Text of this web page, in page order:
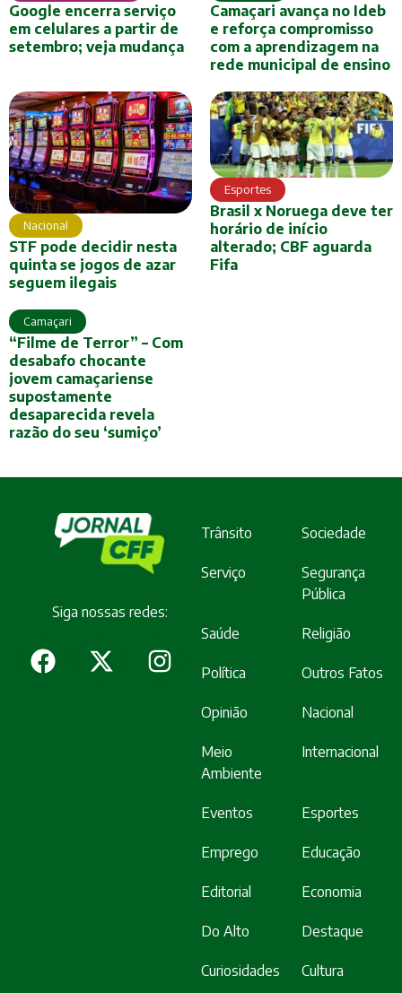
Google encerra serviço
em celulares a partir de
setembro; veja mudança
Camaçari avança no Ideb
e reforça compromisso
com a aprendizagem na
rede municipal de ensino
Nacional
STF pode decidir nesta
quinta se jogos de azar
seguem ilegais
Esportes
Brasil x Noruega deve ter
horário de início
alterado; CBF aguarda
Fifa
Camaçari
“Filme de Terror” – Com
desabafo chocante
jovem camaçariense
supostamente
desaparecida revela
razão do seu ‘sumiço’
Siga nossas redes:
Trânsito Sociedade
Serviço
Segurança
Pública
Saúde Religião
Política Outros Fatos
Opinião Nacional
Meio
Ambiente
Internacional
Eventos Esportes
Emprego Educação
Editorial Economia
Do Alto Destaque
Curiosidades Cultura